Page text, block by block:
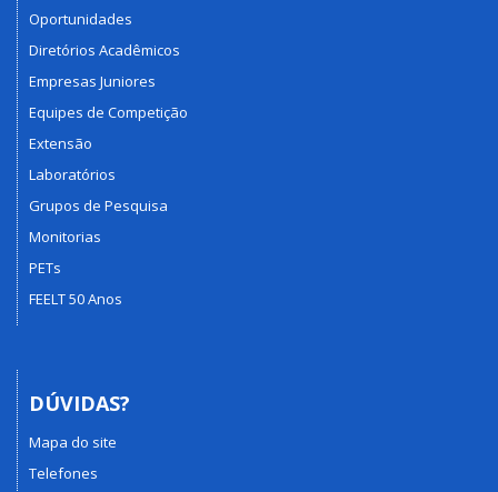
Oportunidades
Diretórios Acadêmicos
Empresas Juniores
Equipes de Competição
Extensão
Laboratórios
Grupos de Pesquisa
Monitorias
PETs
FEELT 50 Anos
DÚVIDAS?
Mapa do site
Telefones